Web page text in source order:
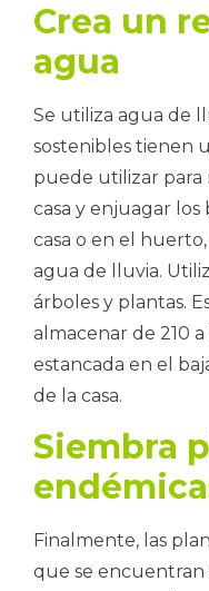
Crea un
agua
Se utiliza agua de
sostenibles tienen
puede utilizar para
casa y enjuagar
casa o en el
agua de lluvia.
árboles y plantas.
almacenar de 210
estancada en el
de la casa.
Siembra
Finalmente, las
que se encuentran